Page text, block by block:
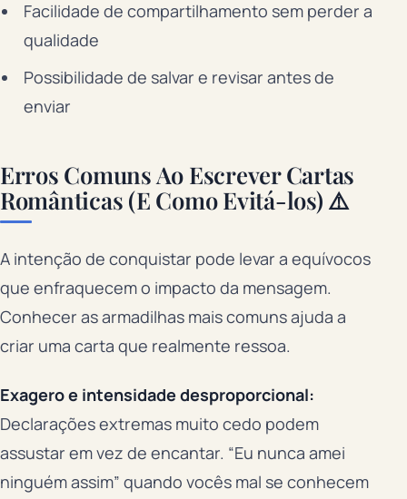
Facilidade de compartilhamento sem perder a
qualidade
Possibilidade de salvar e revisar antes de
enviar
Erros Comuns Ao Escrever Cartas
Românticas (E Como Evitá-los) ⚠️
A intenção de conquistar pode levar a equívocos
que enfraquecem o impacto da mensagem.
Conhecer as armadilhas mais comuns ajuda a
criar uma carta que realmente ressoa.
Exagero e intensidade desproporcional:
Declarações extremas muito cedo podem
assustar em vez de encantar. “Eu nunca amei
ninguém assim” quando vocês mal se conhecem